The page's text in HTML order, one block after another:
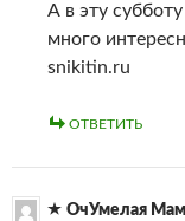
А в эту
много
snikitin.ru
ОТВЕТИТЬ
ОчУмелая